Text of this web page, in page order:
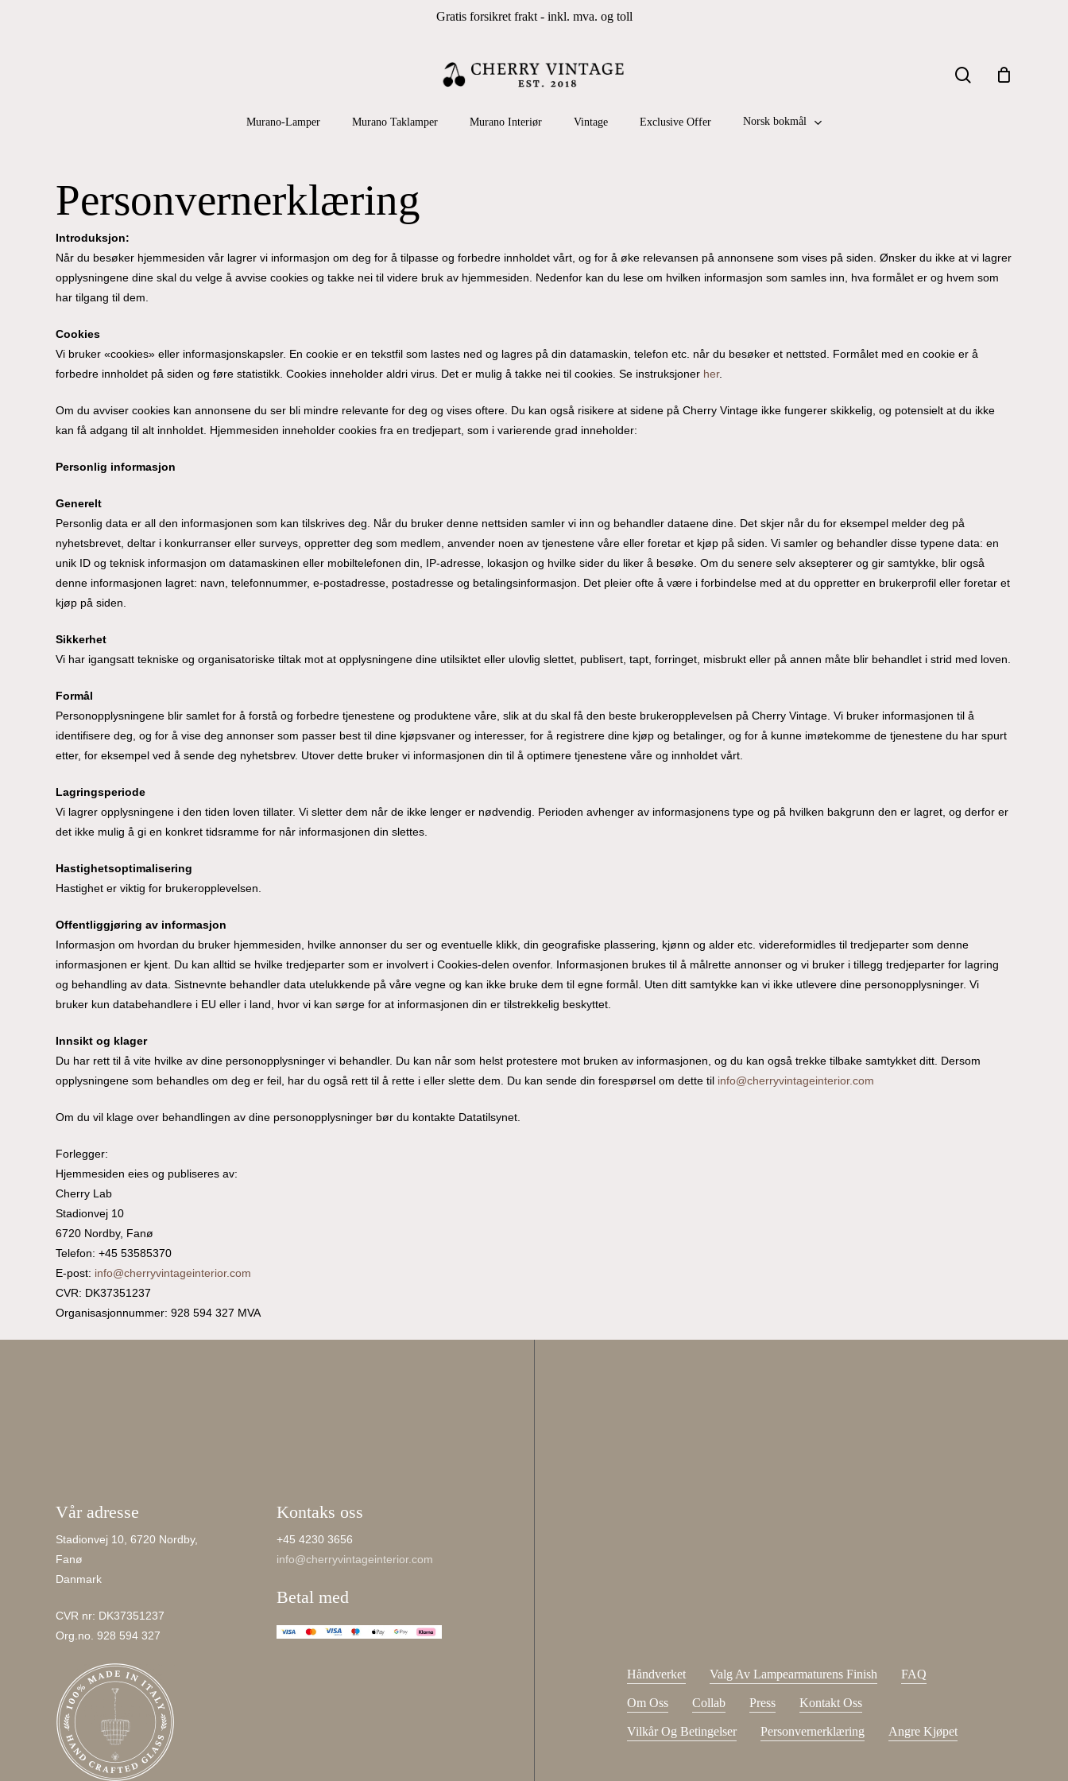
Gratis forsikret frakt - inkl. mva. og toll
Murano-Lamper Murano Taklamper Murano Interiør Vintage Exclusive Offer Norsk bokmål
Go To Shop
Personvernerklæring
Introduksjon:
Når du besøker hjemmesiden vår lagrer vi informasjon om deg for å tilpasse og forbedre innholdet vårt, og for å øke relevansen på annonsene som vises på siden. Ønsker du ikke at vi lagrer
opplysningene dine skal du velge å avvise cookies og takke nei til videre bruk av hjemmesiden. Nedenfor kan du lese om hvilken informasjon som samles inn, hva formålet er og hvem som
har tilgang til dem.
Cookies
Vi bruker «cookies» eller informasjonskapsler. En cookie er en tekstfil som lastes ned og lagres på din datamaskin, telefon etc. når du besøker et nettsted. Formålet med en cookie er å
forbedre innholdet på siden og føre statistikk. Cookies inneholder aldri virus. Det er mulig å takke nei til cookies. Se instruksjoner her.
Om du avviser cookies kan annonsene du ser bli mindre relevante for deg og vises oftere. Du kan også risikere at sidene på Cherry Vintage ikke fungerer skikkelig, og potensielt at du ikke
kan få adgang til alt innholdet. Hjemmesiden inneholder cookies fra en tredjepart, som i varierende grad inneholder:
Personlig informasjon
Generelt
Personlig data er all den informasjonen som kan tilskrives deg. Når du bruker denne nettsiden samler vi inn og behandler dataene dine. Det skjer når du for eksempel melder deg på
nyhetsbrevet, deltar i konkurranser eller surveys, oppretter deg som medlem, anvender noen av tjenestene våre eller foretar et kjøp på siden. Vi samler og behandler disse typene data: en
unik ID og teknisk informasjon om datamaskinen eller mobiltelefonen din, IP-adresse, lokasjon og hvilke sider du liker å besøke. Om du senere selv aksepterer og gir samtykke, blir også
denne informasjonen lagret: navn, telefonnummer, e-postadresse, postadresse og betalingsinformasjon. Det pleier ofte å være i forbindelse med at du oppretter en brukerprofil eller foretar et
kjøp på siden.
Sikkerhet
Vi har igangsatt tekniske og organisatoriske tiltak mot at opplysningene dine utilsiktet eller ulovlig slettet, publisert, tapt, forringet, misbrukt eller på annen måte blir behandlet i strid med loven.
Formål
Personopplysningene blir samlet for å forstå og forbedre tjenestene og produktene våre, slik at du skal få den beste brukeropplevelsen på Cherry Vintage. Vi bruker informasjonen til å
identifisere deg, og for å vise deg annonser som passer best til dine kjøpsvaner og interesser, for å registrere dine kjøp og betalinger, og for å kunne imøtekomme de tjenestene du har spurt
etter, for eksempel ved å sende deg nyhetsbrev. Utover dette bruker vi informasjonen din til å optimere tjenestene våre og innholdet vårt.
Lagringsperiode
Vi lagrer opplysningene i den tiden loven tillater. Vi sletter dem når de ikke lenger er nødvendig. Perioden avhenger av informasjonens type og på hvilken bakgrunn den er lagret, og derfor er
det ikke mulig å gi en konkret tidsramme for når informasjonen din slettes.
Hastighetsoptimalisering
Hastighet er viktig for brukeropplevelsen.
Offentliggjøring av informasjon
Informasjon om hvordan du bruker hjemmesiden, hvilke annonser du ser og eventuelle klikk, din geografiske plassering, kjønn og alder etc. videreformidles til tredjeparter som denne
informasjonen er kjent. Du kan alltid se hvilke tredjeparter som er involvert i Cookies-delen ovenfor. Informasjonen brukes til å målrette annonser og vi bruker i tillegg tredjeparter for lagring
og behandling av data. Sistnevnte behandler data utelukkende på våre vegne og kan ikke bruke dem til egne formål. Uten ditt samtykke kan vi ikke utlevere dine personopplysninger. Vi
bruker kun databehandlere i EU eller i land, hvor vi kan sørge for at informasjonen din er tilstrekkelig beskyttet.
Innsikt og klager
Du har rett til å vite hvilke av dine personopplysninger vi behandler. Du kan når som helst protestere mot bruken av informasjonen, og du kan også trekke tilbake samtykket ditt. Dersom
opplysningene som behandles om deg er feil, har du også rett til å rette i eller slette dem. Du kan sende din forespørsel om dette til info@cherryvintageinterior.com
Om du vil klage over behandlingen av dine personopplysninger bør du kontakte Datatilsynet.
Forlegger:
Hjemmesiden eies og publiseres av:
Cherry Lab
Stadionvej 10
6720 Nordby, Fanø
Telefon: +45 53585370
E-post: info@cherryvintageinterior.com
CVR: DK37351237
Organisasjonnummer: 928 594 327 MVA
Vår adresse
Stadionvej 10, 6720 Nordby,
Fanø
Danmark
CVR nr: DK37351237
Org.no. 928 594 327
Kontaks oss
+45 4230 3656
info@cherryvintageinterior.com
Betal med
Håndverket Valg Av Lampearmaturens Finish FAQ
Om Oss Collab Press Kontakt Oss
Vilkår Og Betingelser Personvernerklæring Angre Kjøpet